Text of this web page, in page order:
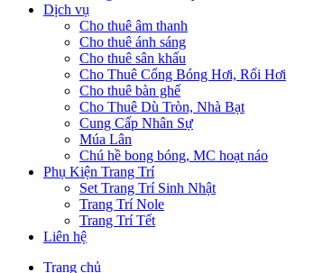
Dịch vụ
Cho thuê âm thanh
Cho thuê ánh sáng
Cho thuê sân khấu
Cho Thuê Cổng Bóng Hơi, Rối Hơi
Cho thuê bàn ghế
Cho Thuê Dù Tròn, Nhà Bạt
Cung Cấp Nhân Sự
Múa Lân
Chú hề bong bóng, MC hoạt náo
Phụ Kiện Trang Trí
Set Trang Trí Sinh Nhật
Trang Trí Nole
Trang Trí Tết
Liên hệ
Trang chủ